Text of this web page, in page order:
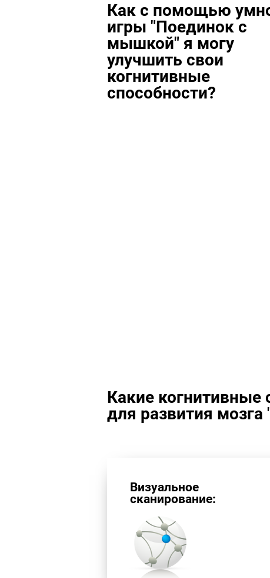
Как с помощью
игры "Поединок с
мышкой" я могу
улучшить свои
когнитивные
способности?
Какие
для развития
Визуальное
сканирование: